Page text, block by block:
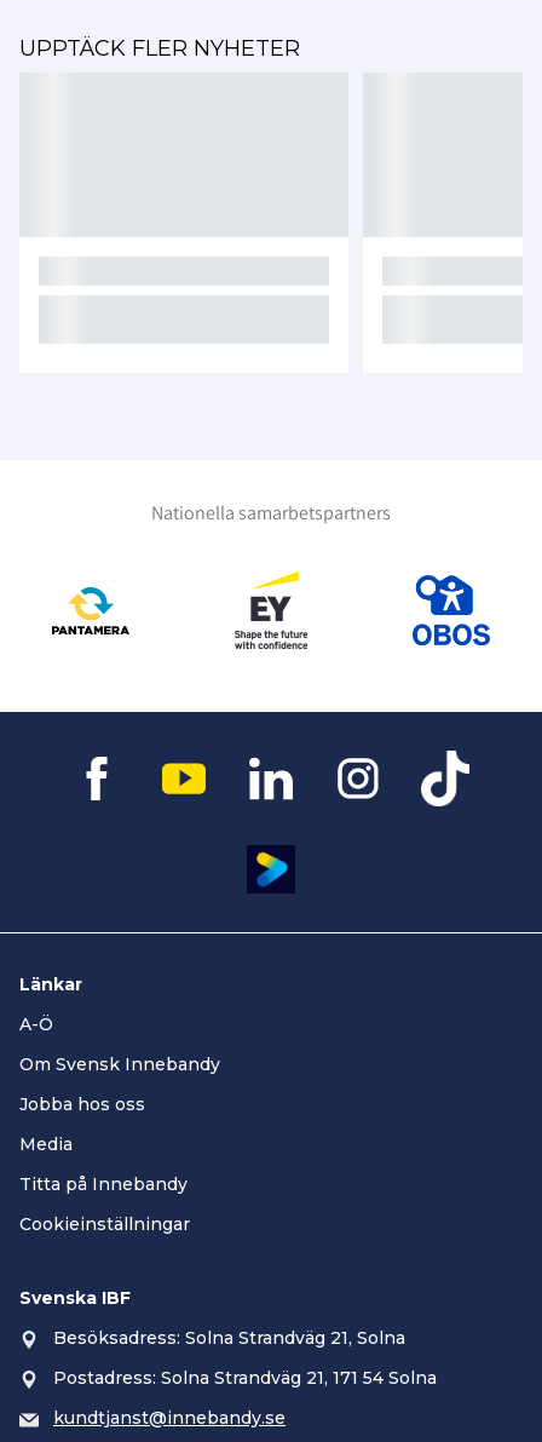
UPPTÄCK FLER NYHETER
Nationella samarbetspartners
Länkar
A-Ö
Om Svensk Innebandy
Jobba hos oss
Media
Titta på Innebandy
Cookieinställningar
Svenska IBF
Besöksadress: Solna Strandväg 21, Solna
Postadress: Solna Strandväg 21, 171 54 Solna
kundtjanst@innebandy.se